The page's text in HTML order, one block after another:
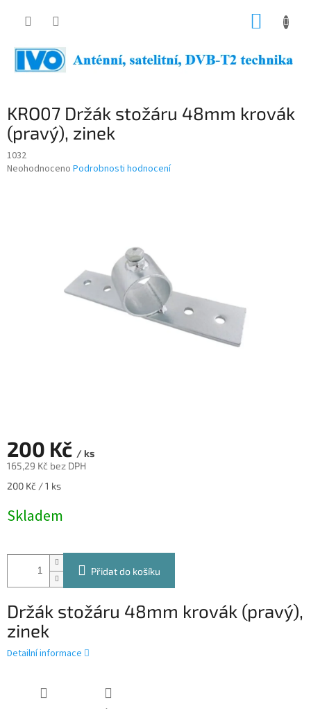
KRO07 Držák stožáru 48mm krovák
(pravý), zinek
1032
Průměrné
Neohodnoceno Podrobnosti hodnocení
200 Kč / ks
165,29 Kč bez DPH
Měrná
200 Kč / 1 ks
Skladem
Přidat do košíku
Držák stožáru 48mm krovák (pravý),
zinek
Detailní informace